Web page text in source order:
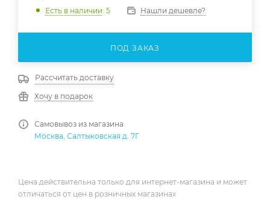
Есть в наличии: 5 Нашли дешевле?
ПОД ЗАКАЗ
Рассчитать доставку
Хочу в подарок
Самовывоз из магазина
Москва, Салтыковская д. 7Г
Цена действительна только для интернет-магазина и может
отличаться от цен в розничных магазинах